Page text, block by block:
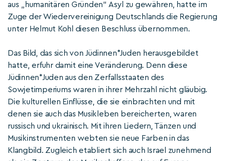
aus „humanitären Gründen“ Asyl zu gewähren, hatte im
Zuge der Wiedervereinigung Deutschlands die Regierung
unter Helmut Kohl diesen Beschluss übernommen.
Das Bild, das sich von Jüdinnen*Juden herausgebildet
hatte, erfuhr damit eine Veränderung. Denn diese
Jüdinnen*Juden aus den Zerfallsstaaten des
Sowjetimperiums waren in ihrer Mehrzahl nicht gläubig.
Die kulturellen Einflüsse, die sie einbrachten und mit
denen sie auch das Musikleben bereicherten, waren
russisch und ukrainisch. Mit ihren Liedern, Tänzen und
Musikinstrumenten webten sie neue Farben in das
Klangbild. Zugleich etabliert sich auch Israel zunehmend